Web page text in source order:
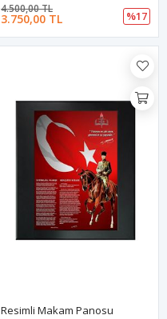
3.750,00 TL
4.500,00 TL
%17
Resimli Makam Panosu